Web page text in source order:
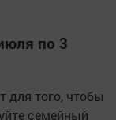
по 3
для того, чтобы
семейный